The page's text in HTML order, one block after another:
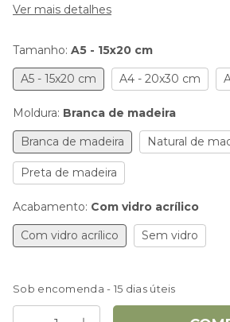
Ver mais detalhes
Tamanho: A5 - 15x20 cm
A5 - 15x20 cm
A4 - 20x30 cm
Moldura: Branca de madeira
Branca de madeira
Natural de
Preta de madeira
Acabamento: Com vidro acrílico
Com vidro acrílico
Sem vidro
Sob encomenda - 15 dias úteis